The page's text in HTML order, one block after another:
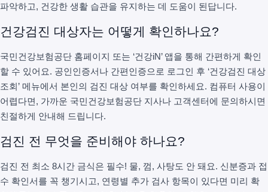
파악하고, 건강한 생활 습관을 유지하는 데 도움이 된답니다.
건강검진 대상자는 어떻게 확인하나요?
국민건강보험공단 홈페이지 또는 ‘건강iN’ 앱을 통해 간편하게 확인
할 수 있어요. 공인인증서나 간편인증으로 로그인 후 ‘건강검진 대상
조회’ 메뉴에서 본인의 검진 대상 여부를 확인하세요. 컴퓨터 사용이
어렵다면, 가까운 국민건강보험공단 지사나 고객센터에 문의하시면
친절하게 안내해 드립니다.
검진 전 무엇을 준비해야 하나요?
검진 전 최소 8시간 금식은 필수! 물, 껌, 사탕도 안 돼요. 신분증과 접
수 확인서를 꼭 챙기시고, 연령별 추가 검사 항목이 있다면 미리 확